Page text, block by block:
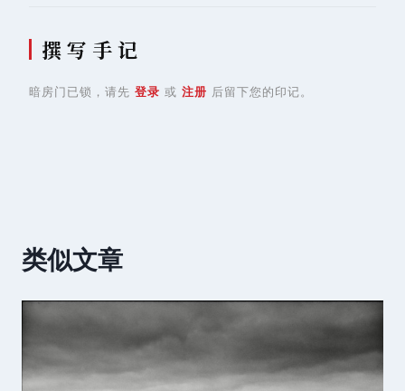
撰 写 手 记
暗房门已锁，请先 登录 或 注册 后留下您的印记。
类似文章